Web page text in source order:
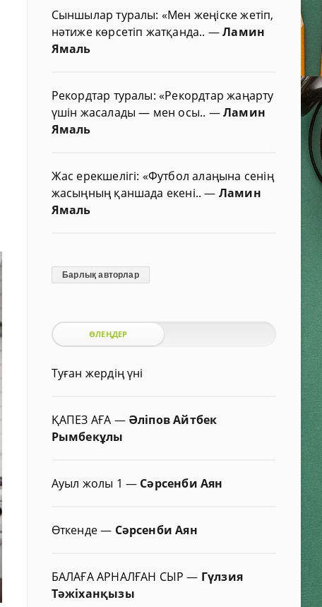
Сыншылар туралы: «Мен жеңіске жетіп,
нәтиже көрсетіп жатқанда.. —Ламин
Ямаль
Рекордтар туралы: «Рекордтар жаңарту
үшін жасалады — мен осы.. —Ламин
Ямаль
Жас ерекшелігі: «Футбол алаңына сенің
жасыңның қаншада екені..— Ламин
Ямаль
Барлық авторлар
ӨЛЕҢДЕР
Туған жердің үні
ҚАПЕЗ АҒА — Әліпов Айтбек
Рымбекұлы
Ауыл жолы 1 — Сәрсенби Аян
Өткенде— Сәрсенби Аян
БАЛАҒА АРНАЛҒАН СЫР— Гүлзия
Тәжіханқызы